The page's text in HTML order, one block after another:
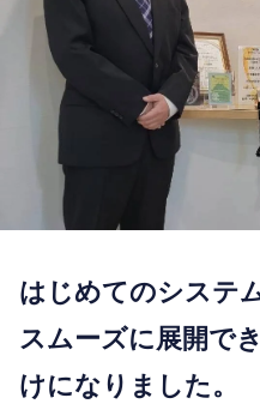
はじめてのシステ
スムーズに展開で
けになりました。